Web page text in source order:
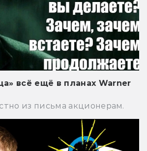
всё ещё в планах Warner
из письма акционерам.